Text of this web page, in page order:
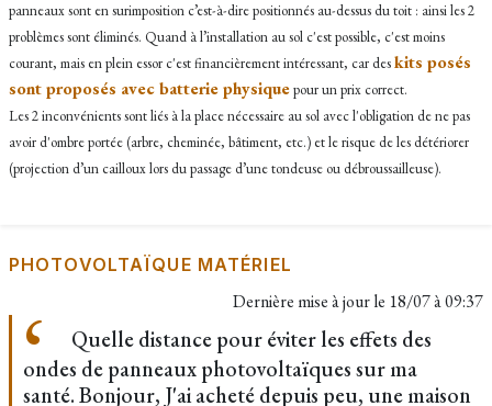
panneaux sont en surimposition c’est-à-dire positionnés au-dessus du toit : ainsi les 2
problèmes sont éliminés. Quand à l’installation au sol c'est possible, c'est moins
courant, mais en plein essor c'est financièrement intéressant, car deskits posés
sont proposés avec batterie physiquepour un prix correct.
Les 2 inconvénients sont liés à la place nécessaire au sol avec l'obligation de ne pas
avoir d'ombre portée (arbre, cheminée, bâtiment, etc.) et le risque de les détériorer
(projection d’un cailloux lors du passage d’une tondeuse ou débroussailleuse).
PHOTOVOLTAÏQUE MATÉRIEL
Dernière mise à jour le 18/07 à 09:37
Quelle distance pour éviter les effets des
ondes de panneaux photovoltaïques sur ma
santé. Bonjour, J'ai acheté depuis peu, une maison